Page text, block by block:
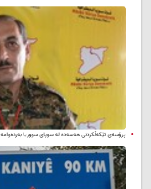
پرۆسەی تێکەڵکردنی هەسەدە لە سوپای سووریا بەردەوامە